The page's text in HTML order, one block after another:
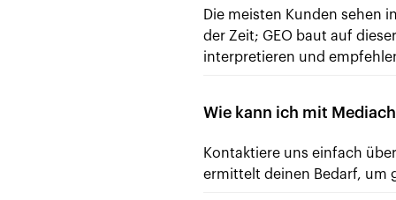
Die meisten Kunden sehen
der Zeit; GEO baut auf
interpretieren und
Wie kann ich mit
Kontaktiere uns einfach
ermittelt deinen Bedarf, um